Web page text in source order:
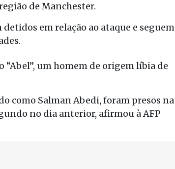
de Manchester.
em relação ao ataque e seguem
“Abel”, um homem de origem líbia de
como Salman Abedi, foram presos na
no dia anterior, afirmou à AFP